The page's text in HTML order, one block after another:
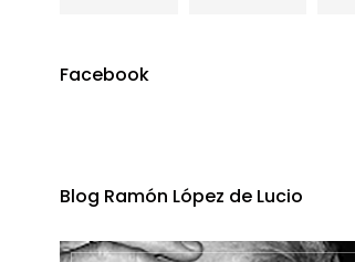
Facebook
Blog Ramón López de Lucio